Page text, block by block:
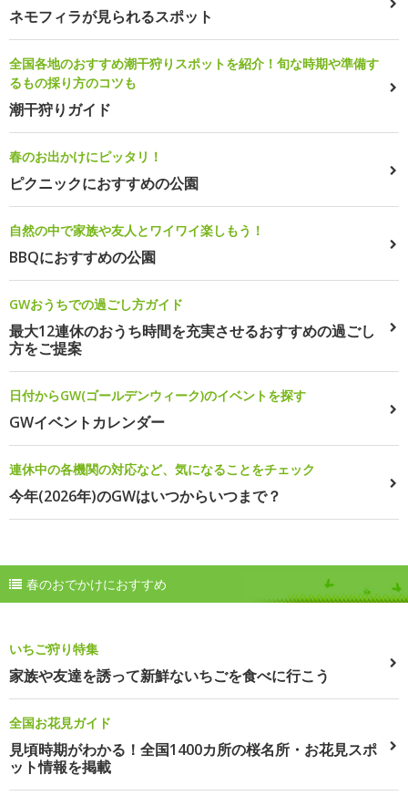
ネモフィラが見られるスポット
全国各地のおすすめ潮干狩りスポットを紹介！旬な時期や準備す
るもの採り方のコツも
潮干狩りガイド
春のお出かけにピッタリ！
ピクニックにおすすめの公園
自然の中で家族や友人とワイワイ楽しもう！
BBQにおすすめの公園
GWおうちでの過ごし方ガイド
最大12連休のおうち時間を充実させるおすすめの過ごし
方をご提案
日付からGW(ゴールデンウィーク)のイベントを探す
GWイベントカレンダー
連休中の各機関の対応など、気になることをチェック
今年(2026年)のGWはいつからいつまで？
春のおでかけにおすすめ
いちご狩り特集
家族や友達を誘って新鮮ないちごを食べに行こう
全国お花見ガイド
見頃時期がわかる！全国1400カ所の桜名所・お花見スポ
ット情報を掲載